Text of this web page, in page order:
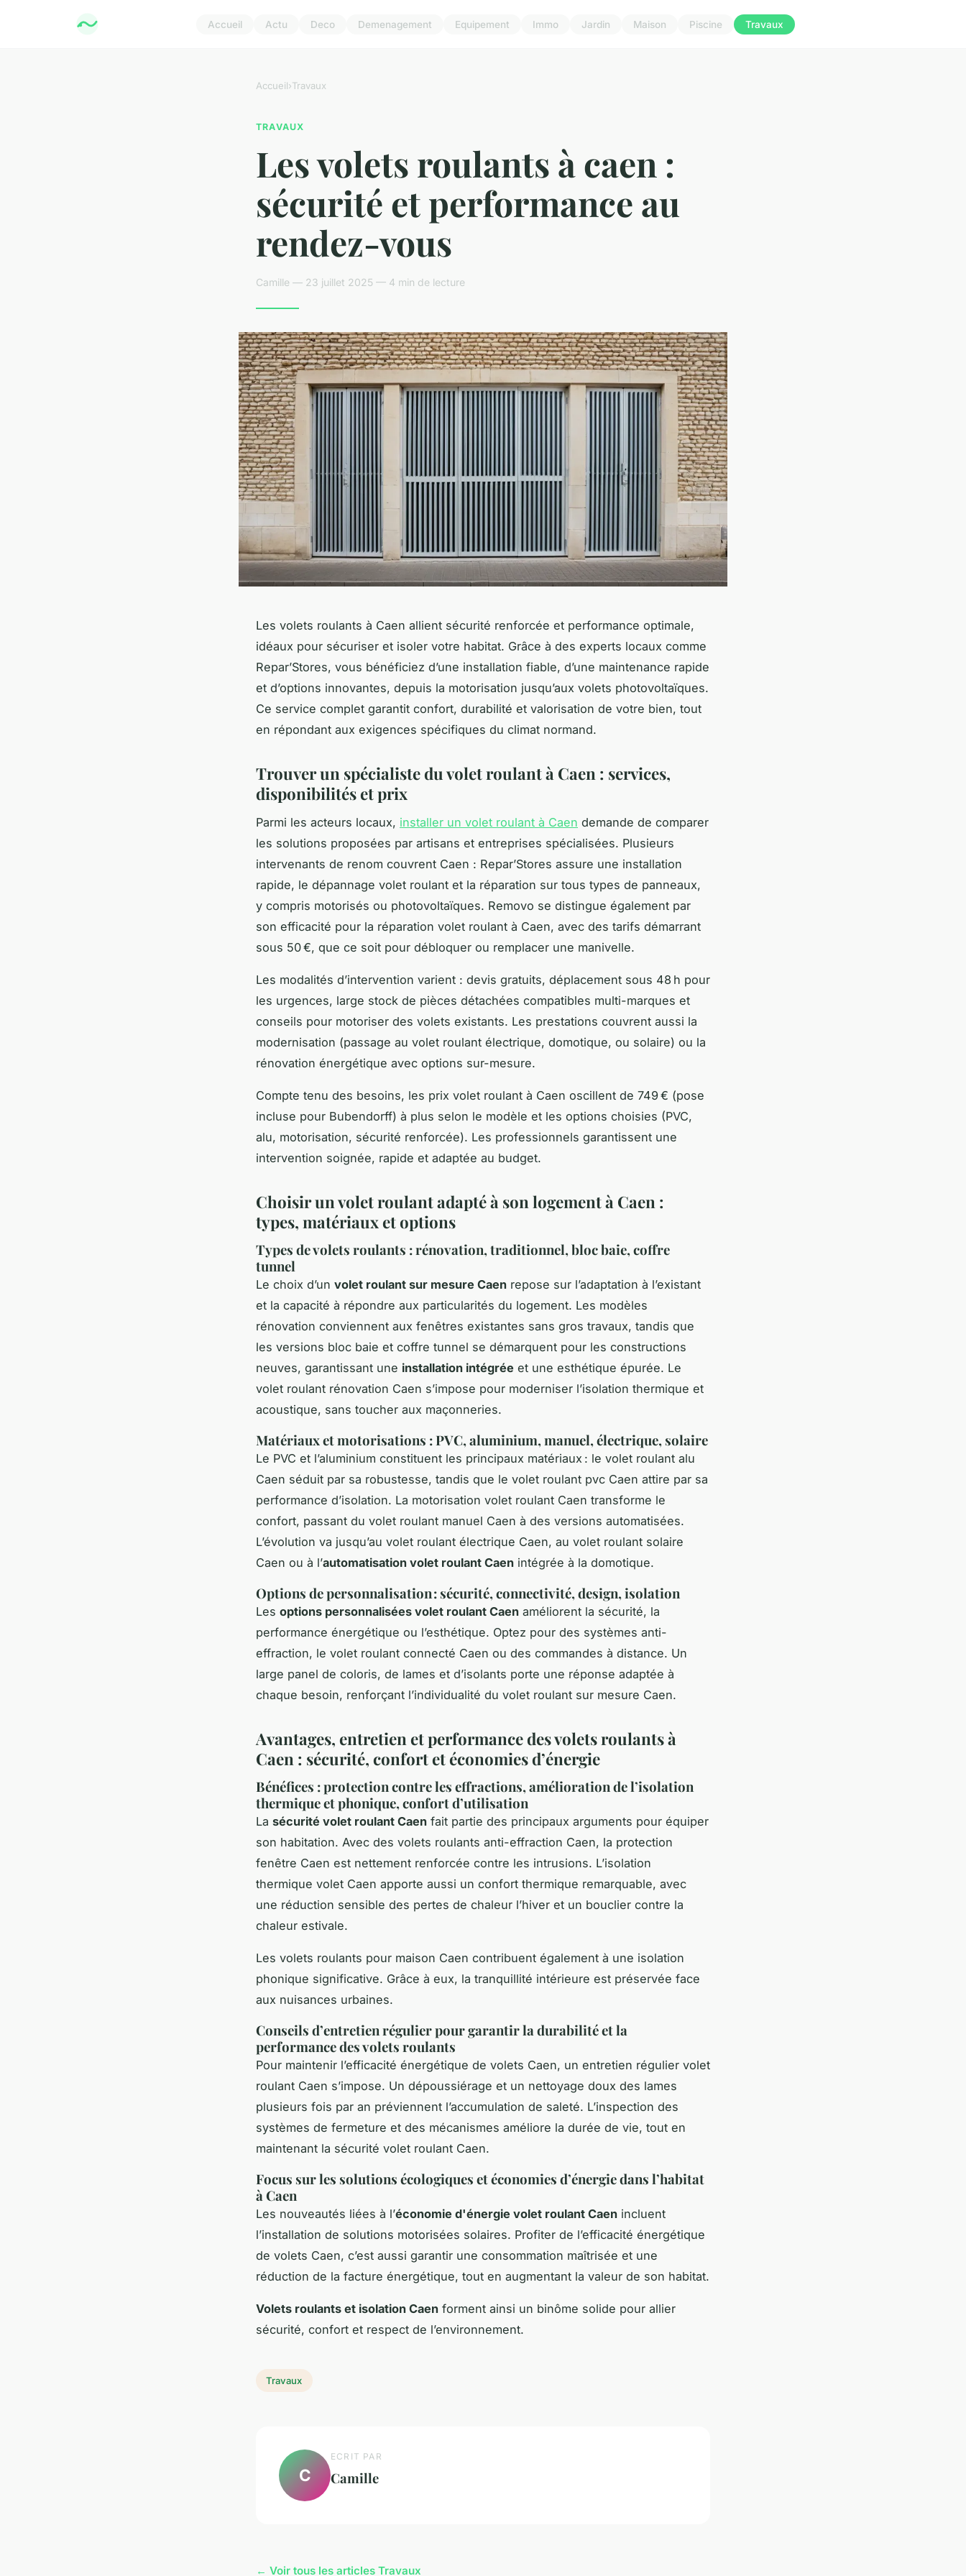
Accueil Actu Deco Demenagement Equipement Immo Jardin Maison Piscine Travaux
Accueil›Travaux
TRAVAUX
Les volets roulants à caen :
sécurité et performance au
rendez-vous
Camille — 23 juillet 2025 — 4 min de lecture
Les volets roulants à Caen allient sécurité renforcée et performance optimale,
idéaux pour sécuriser et isoler votre habitat. Grâce à des experts locaux comme
Repar’Stores, vous bénéficiez d’une installation fiable, d’une maintenance rapide
et d’options innovantes, depuis la motorisation jusqu’aux volets photovoltaïques.
Ce service complet garantit confort, durabilité et valorisation de votre bien, tout
en répondant aux exigences spécifiques du climat normand.
Trouver un spécialiste du volet roulant à Caen : services,
disponibilités et prix
Parmi les acteurs locaux, installer un volet roulant à Caen demande de comparer
les solutions proposées par artisans et entreprises spécialisées. Plusieurs
intervenants de renom couvrent Caen : Repar’Stores assure une installation
rapide, le dépannage volet roulant et la réparation sur tous types de panneaux,
y compris motorisés ou photovoltaïques. Removo se distingue également par
son efficacité pour la réparation volet roulant à Caen, avec des tarifs démarrant
sous 50 €, que ce soit pour débloquer ou remplacer une manivelle.
Les modalités d’intervention varient : devis gratuits, déplacement sous 48 h pour
les urgences, large stock de pièces détachées compatibles multi-marques et
conseils pour motoriser des volets existants. Les prestations couvrent aussi la
modernisation (passage au volet roulant électrique, domotique, ou solaire) ou la
rénovation énergétique avec options sur-mesure.
Compte tenu des besoins, les prix volet roulant à Caen oscillent de 749 € (pose
incluse pour Bubendorff) à plus selon le modèle et les options choisies (PVC,
alu, motorisation, sécurité renforcée). Les professionnels garantissent une
intervention soignée, rapide et adaptée au budget.
Choisir un volet roulant adapté à son logement à Caen :
types, matériaux et options
Types de volets roulants : rénovation, traditionnel, bloc baie, coffre
tunnel
Le choix d’un volet roulant sur mesure Caen repose sur l’adaptation à l’existant
et la capacité à répondre aux particularités du logement. Les modèles
rénovation conviennent aux fenêtres existantes sans gros travaux, tandis que
les versions bloc baie et coffre tunnel se démarquent pour les constructions
neuves, garantissant une installation intégrée et une esthétique épurée. Le
volet roulant rénovation Caen s’impose pour moderniser l’isolation thermique et
acoustique, sans toucher aux maçonneries.
Matériaux et motorisations : PVC, aluminium, manuel, électrique, solaire
Le PVC et l’aluminium constituent les principaux matériaux : le volet roulant alu
Caen séduit par sa robustesse, tandis que le volet roulant pvc Caen attire par sa
performance d’isolation. La motorisation volet roulant Caen transforme le
confort, passant du volet roulant manuel Caen à des versions automatisées.
L’évolution va jusqu’au volet roulant électrique Caen, au volet roulant solaire
Caen ou à l’automatisation volet roulant Caen intégrée à la domotique.
Options de personnalisation : sécurité, connectivité, design, isolation
Les options personnalisées volet roulant Caen améliorent la sécurité, la
performance énergétique ou l’esthétique. Optez pour des systèmes anti-
effraction, le volet roulant connecté Caen ou des commandes à distance. Un
large panel de coloris, de lames et d’isolants porte une réponse adaptée à
chaque besoin, renforçant l’individualité du volet roulant sur mesure Caen.
Avantages, entretien et performance des volets roulants à
Caen : sécurité, confort et économies d’énergie
Bénéfices : protection contre les effractions, amélioration de l’isolation
thermique et phonique, confort d’utilisation
La sécurité volet roulant Caen fait partie des principaux arguments pour équiper
son habitation. Avec des volets roulants anti-effraction Caen, la protection
fenêtre Caen est nettement renforcée contre les intrusions. L’isolation
thermique volet Caen apporte aussi un confort thermique remarquable, avec
une réduction sensible des pertes de chaleur l’hiver et un bouclier contre la
chaleur estivale.
Les volets roulants pour maison Caen contribuent également à une isolation
phonique significative. Grâce à eux, la tranquillité intérieure est préservée face
aux nuisances urbaines.
Conseils d’entretien régulier pour garantir la durabilité et la
performance des volets roulants
Pour maintenir l’efficacité énergétique de volets Caen, un entretien régulier volet
roulant Caen s’impose. Un dépoussiérage et un nettoyage doux des lames
plusieurs fois par an préviennent l’accumulation de saleté. L’inspection des
systèmes de fermeture et des mécanismes améliore la durée de vie, tout en
maintenant la sécurité volet roulant Caen.
Focus sur les solutions écologiques et économies d’énergie dans l’habitat
à Caen
Les nouveautés liées à l’économie d'énergie volet roulant Caen incluent
l’installation de solutions motorisées solaires. Profiter de l’efficacité énergétique
de volets Caen, c’est aussi garantir une consommation maîtrisée et une
réduction de la facture énergétique, tout en augmentant la valeur de son habitat.
Volets roulants et isolation Caen forment ainsi un binôme solide pour allier
sécurité, confort et respect de l’environnement.
Travaux
C
ECRIT PAR
Camille
← Voir tous les articles Travaux